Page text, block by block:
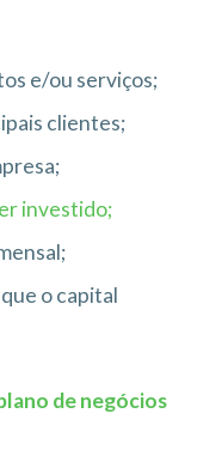
e/ou serviços;
clientes;
investido;
o capital
de negócios